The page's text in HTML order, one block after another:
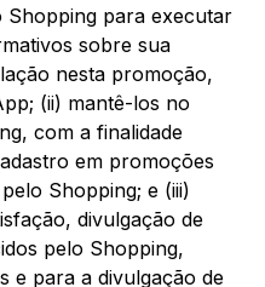
Shopping para executar
sobre sua
nesta promoção,
(ii) mantê-los no
com a finalidade
em promoções
Shopping; e (iii)
divulgação de
pelo Shopping,
e para a divulgação de